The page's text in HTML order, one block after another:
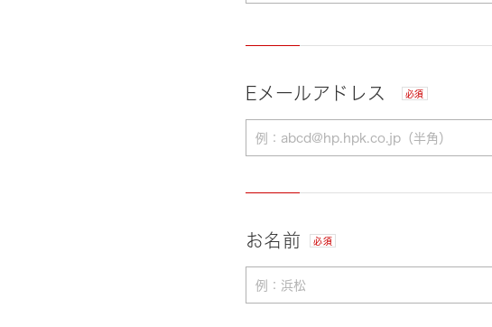
Eメールアドレス 必須
お名前 必須